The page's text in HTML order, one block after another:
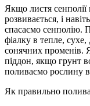
Якщо листя
розвивається, і
спасаємо сенполію.
фіалку в тепле,
сонячних променів.
піддон, якщо грунт
поливаємо рослину
Як правильно